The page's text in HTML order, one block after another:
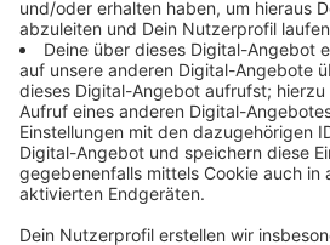
Anzeige
Wir benötigen
Zustimmung, um
Video-Service zu
Wir verwenden einen